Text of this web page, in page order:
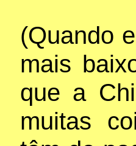
(Quando
mais
que a
muitas